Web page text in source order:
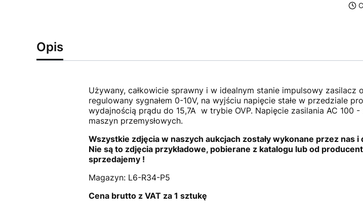
Opis
Używany, całkowicie sprawny i w idealnym stanie impulsowy zasilacz
regulowany sygnałem 0-10V, na wyjściu napięcie stałe w przedziale
wydajnością prądu do 15,7A w trybie OVP. Napięcie zasilania AC 100
maszyn przemysłowych.
Wszystkie zdjęcia w naszych aukcjach zostały wykonane przez nas
Nie są to zdjęcia przykładowe, pobierane z katalogu lub od
sprzedajemy !
Magazyn: L6-R34-P5
Cena brutto z VAT za 1 sztukę